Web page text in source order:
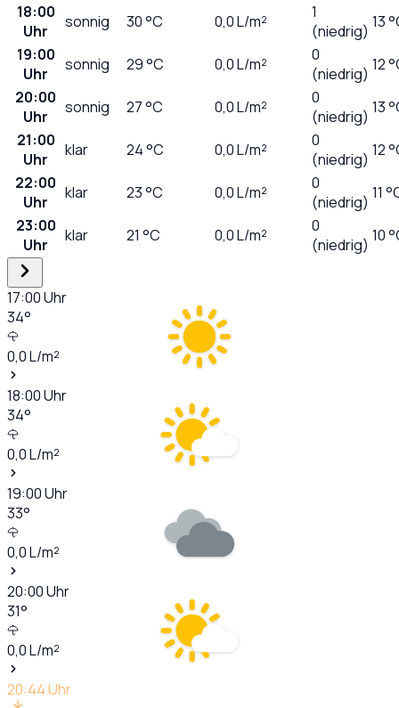
18:00
Uhr
sonnig 30°C 0,0L/m²
1
(niedrig) 13
19:00
Uhr
sonnig 29°C 0,0L/m²
0
(niedrig) 12
20:00
Uhr
sonnig 27°C 0,0L/m²
0
(niedrig) 13
21:00
Uhr
klar 24°C 0,0L/m²
0
(niedrig) 12
22:00
Uhr
klar 23°C 0,0L/m²
0
(niedrig) 11
23:00
Uhr
klar 21 °C 0,0L/m²
0
(niedrig) 10
17:00Uhr
34°
0,0L/m²
18:00Uhr
34°
0,0L/m²
19:00Uhr
33°
0,0L/m²
20:00Uhr
31°
0,0L/m²
20:44Uhr